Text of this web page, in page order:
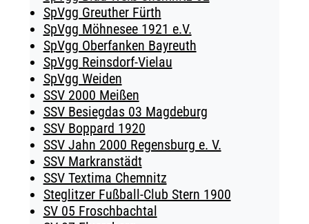
SpVgg Greuther Fürth
SpVgg Möhnesee 1921 e.V.
SpVgg Oberfanken Bayreuth
SpVgg Reinsdorf-Vielau
SpVgg Weiden
SSV 2000 Meißen
SSV Besiegdas 03 Magdeburg
SSV Boppard 1920
SSV Jahn 2000 Regensburg e. V.
SSV Markranstädt
SSV Textima Chemnitz
Steglitzer Fußball-Club Stern 1900
SV 05 Froschbachtal